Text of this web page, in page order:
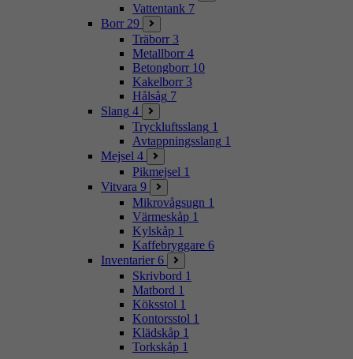
Vattentank 7
Borr 29
Träborr 3
Metallborr 4
Betongborr 10
Kakelborr 3
Hålsåg 7
Slang 4
Tryckluftsslang 1
Avtappningsslang 1
Mejsel 4
Pikmejsel 1
Vitvara 9
Mikrovågsugn 1
Värmeskåp 1
Kylskåp 1
Kaffebryggare 6
Inventarier 6
Skrivbord 1
Matbord 1
Köksstol 1
Kontorsstol 1
Klädskåp 1
Torkskåp 1